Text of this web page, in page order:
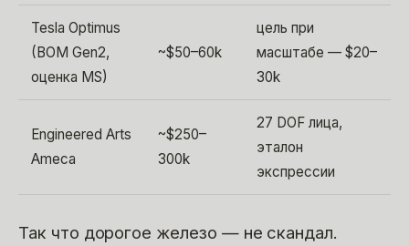
Tesla Optimus
(BOM Gen2,
оценка MS)
~$50–60k
цель при
масштабе — $20–
30k
Engineered Arts
Ameca
~$250–
300k
27 DOF лица,
эталон
экспрессии
Так что дорогое железо — не скандал.